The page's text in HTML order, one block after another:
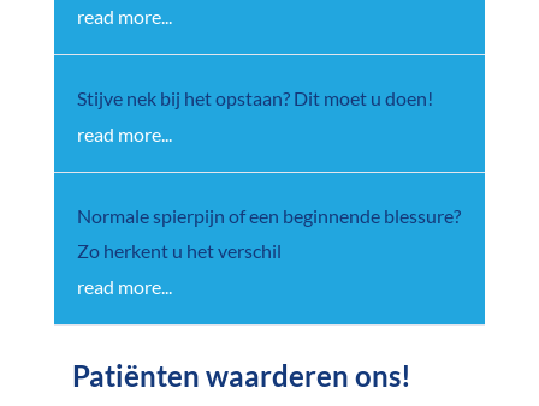
read more...
Stijve nek bij het opstaan? Dit moet u doen!
read more...
Normale spierpijn of een beginnende blessure?
Zo herkent u het verschil
read more...
Patiënten waarderen ons!